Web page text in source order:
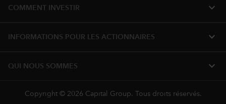
COMMENT INVESTIR expand_more
INFORMATIONS POUR LES ACTIONNAIRES expand_more
QUI NOUS SOMMES expand_more
Copyright © 2026 Capital Group. Tous droits réservés.